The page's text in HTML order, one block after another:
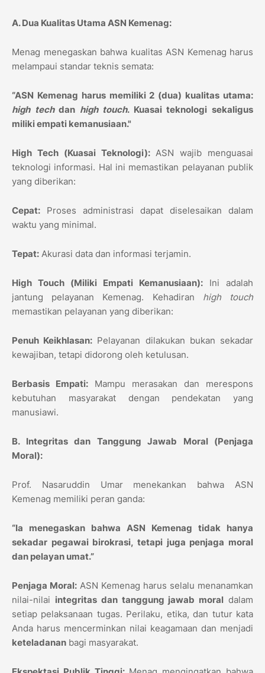
A. Dua Kualitas Utama ASN Kemenag:
Menag menegaskan bahwa kualitas ASN Kemenag harus
melampaui standar teknis semata:
“ASN Kemenag harus memiliki 2 (dua) kualitas utama:
high techdan high touch. Kuasai teknologi sekaligus
miliki empati kemanusiaan."
High Tech (Kuasai Teknologi):ASN wajib menguasai
teknologi informasi. Hal ini memastikan pelayanan publik
yang diberikan:
Cepat: Proses administrasi dapat diselesaikan dalam
waktu yang minimal.
Tepat: Akurasi data dan informasi terjamin.
High Touch (Miliki Empati Kemanusiaan): Ini adalah
jantung pelayanan Kemenag. Kehadiran high touch
memastikan pelayanan yang diberikan:
Penuh Keikhlasan: Pelayanan dilakukan bukan sekadar
kewajiban, tetapi didorong oleh ketulusan.
Berbasis Empati: Mampu merasakan dan merespons
kebutuhan masyarakat dengan pendekatan yang
manusiawi.
B. Integritas dan Tanggung Jawab Moral (Penjaga
Moral):
Prof. Nasaruddin Umar menekankan bahwa ASN
Kemenag memiliki peran ganda:
“Ia menegaskan bahwa ASN Kemenag tidak hanya
sekadar pegawai birokrasi, tetapi juga penjaga moral
dan pelayan umat.”
Penjaga Moral: ASN Kemenag harus selalu menanamkan
nilai-nilai integritas dan tanggung jawab moral dalam
setiap pelaksanaan tugas. Perilaku, etika, dan tutur kata
Anda harus mencerminkan nilai keagamaan dan menjadi
keteladanan bagi masyarakat.